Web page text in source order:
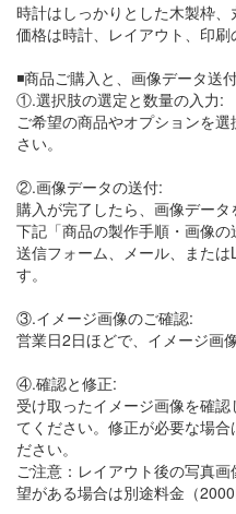
時計はしっかりとした木製枠、
価格は時計、レイアウト、印刷
◾️商品ご購入と、画像データ送
①.選択肢の選定と数量の入力:
ご希望の商品やオプションを
さい。
②.画像データの送付:
購入が完了したら、画像データ
下記「商品の製作手順・画像
送信フォーム、メール、また
す。
③.イメージ画像のご確認:
営業日2日ほどで、イメージ画
④.確認と修正:
受け取ったイメージ画像を確
てください。修正が必要な場
ださい。
ご注意：レイアウト後の写真
望がある場合は別途料金（